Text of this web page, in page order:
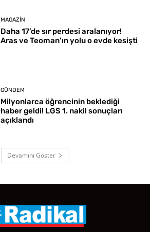
MAGAZIN
Daha 17’de sır perdesi aralanıyor!
Aras ve Teoman’ın yolu o evde kesişti
GÜNDEM
Milyonlarca öğrencinin beklediği
haber geldi! LGS 1. nakil sonuçları
açıklandı
Devamını Göster